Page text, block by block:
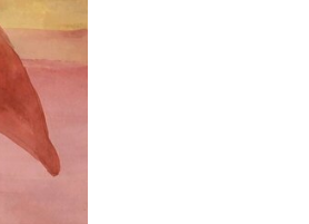
Санкт-
Кириллова Мария
10 лет, Россия, Нижний
111